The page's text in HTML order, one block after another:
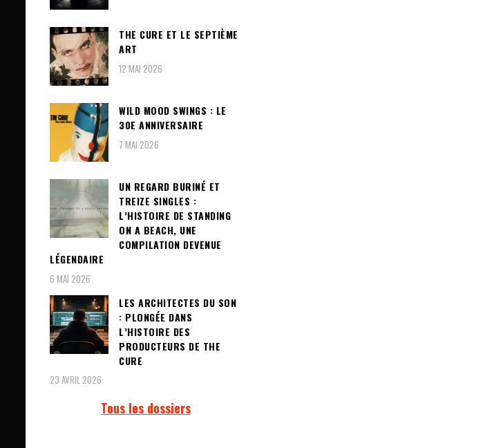
THE CURE ET LE SEPTIÈME
ART
12 MAI 2026
WILD MOOD SWINGS : LE
30E ANNIVERSAIRE
7 MAI 2026
UN REGARD BURINÉ ET
TREIZE SINGLES :
L’HISTOIRE DE STANDING
ON A BEACH, UNE
COMPILATION DEVENUE
LÉGENDAIRE
6 MAI 2026
LES ARCHITECTES DU SON
: PLONGÉE DANS
L’HISTOIRE DES
PRODUCTEURS DE THE
CURE
23 AVRIL 2026
Tous les dossiers